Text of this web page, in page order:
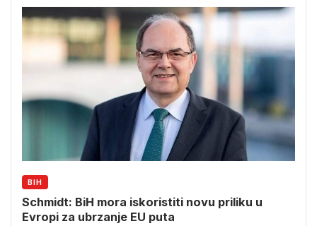
BIH
Schmidt: BiH mora iskoristiti novu priliku u
Evropi za ubrzanje EU puta